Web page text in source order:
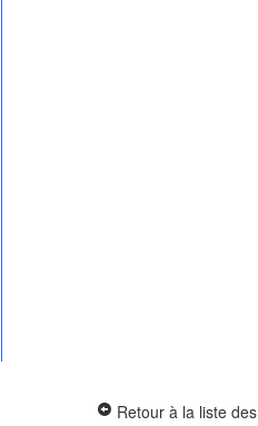
Retour à la liste des